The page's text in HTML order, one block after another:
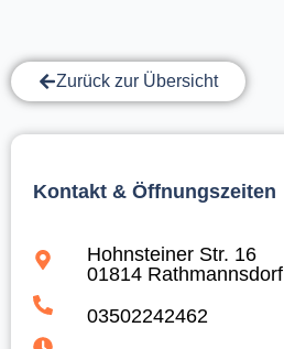
Zurück zur Übersicht
Kontakt & Öffnungszeiten
Hohnsteiner Str. 16
01814 Rathmannsdorf
03502242462